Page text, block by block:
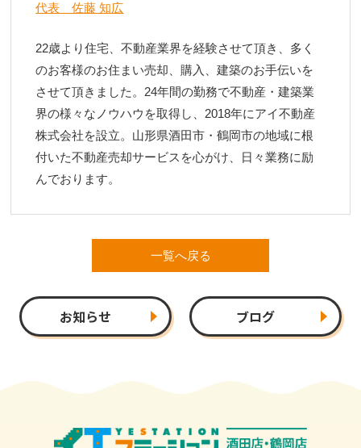
代表 佐藤 知広
22歳より住宅、不動産業界を経験させて頂き、多く
のお客様のお住まい売却、購入、建築のお手伝いを
させて頂きました。24年間の勤務で不動産・建築業
界の様々なノウハウを取得し、2018年にアイ不動産
株式会社を設立。山形県酒田市・鶴岡市の地域に根
付いた不動産売却サービスを心がけ、日々業務に励
んでおります。
一覧へ戻る
お知らせ ブログ